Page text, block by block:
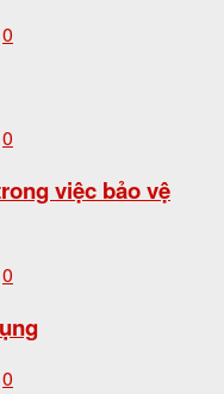
0
0
việc bảo vệ
0
0